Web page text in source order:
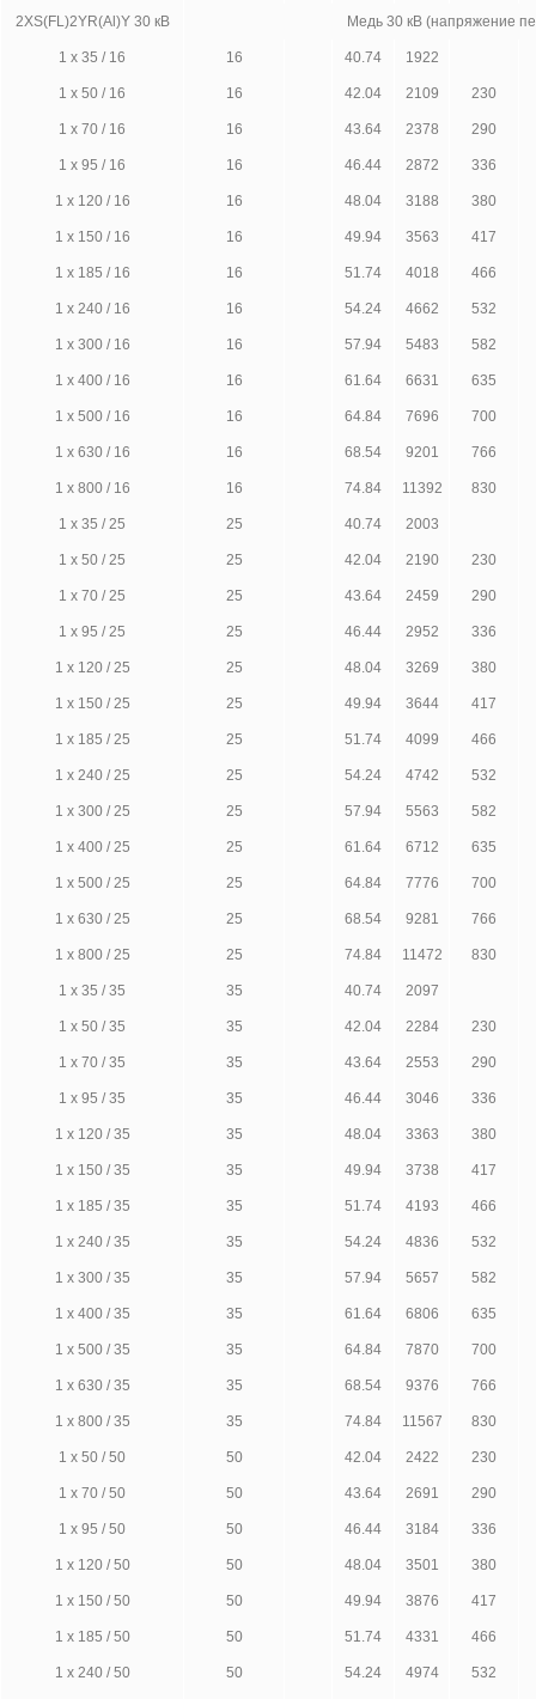
2XS(FL)2YR(Al)Y 30 кВ Медь 30 кВ (напряжение
1 х 35 / 16 16 40.74 1922
1 х 50 / 16 16 42.04 2109 230
1 х 70 / 16 16 43.64 2378 290
1 х 95 / 16 16 46.44 2872 336
1 х 120 / 16 16 48.04 3188 380
1 х 150 / 16 16 49.94 3563 417
1 х 185 / 16 16 51.74 4018 466
1 х 240 / 16 16 54.24 4662 532
1 х 300 / 16 16 57.94 5483 582
1 х 400 / 16 16 61.64 6631 635
1 х 500 / 16 16 64.84 7696 700
1 х 630 / 16 16 68.54 9201 766
1 х 800 / 16 16 74.84 11392 830
1 х 35 / 25 25 40.74 2003
1 х 50 / 25 25 42.04 2190 230
1 х 70 / 25 25 43.64 2459 290
1 х 95 / 25 25 46.44 2952 336
1 х 120 / 25 25 48.04 3269 380
1 х 150 / 25 25 49.94 3644 417
1 х 185 / 25 25 51.74 4099 466
1 х 240 / 25 25 54.24 4742 532
1 х 300 / 25 25 57.94 5563 582
1 х 400 / 25 25 61.64 6712 635
1 х 500 / 25 25 64.84 7776 700
1 х 630 / 25 25 68.54 9281 766
1 х 800 / 25 25 74.84 11472 830
1 х 35 / 35 35 40.74 2097
1 х 50 / 35 35 42.04 2284 230
1 х 70 / 35 35 43.64 2553 290
1 х 95 / 35 35 46.44 3046 336
1 х 120 / 35 35 48.04 3363 380
1 х 150 / 35 35 49.94 3738 417
1 х 185 / 35 35 51.74 4193 466
1 х 240 / 35 35 54.24 4836 532
1 х 300 / 35 35 57.94 5657 582
1 х 400 / 35 35 61.64 6806 635
1 х 500 / 35 35 64.84 7870 700
1 х 630 / 35 35 68.54 9376 766
1 х 800 / 35 35 74.84 11567 830
1 х 50 / 50 50 42.04 2422 230
1 х 70 / 50 50 43.64 2691 290
1 х 95 / 50 50 46.44 3184 336
1 х 120 / 50 50 48.04 3501 380
1 х 150 / 50 50 49.94 3876 417
1 х 185 / 50 50 51.74 4331 466
1 х 240 / 50 50 54.24 4974 532